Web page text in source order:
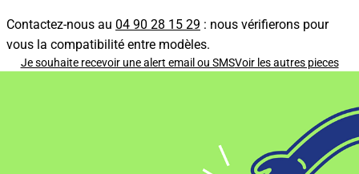
Contactez-nous au 04 90 28 15 29 : nous vérifierons pour
vous la compatibilité entre modèles.
Je souhaite recevoir une alert email ou SMSVoir les autres pieces